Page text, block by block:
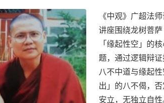
《中观》广超法
讲座围绕龙树菩
「缘起性空」的
题，通过逻辑辩
八不中道与缘起
出」的八不偈，
安立，无独立自